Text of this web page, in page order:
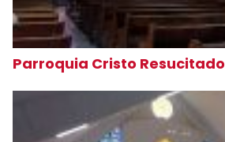
Parroquia Cristo Resucitado